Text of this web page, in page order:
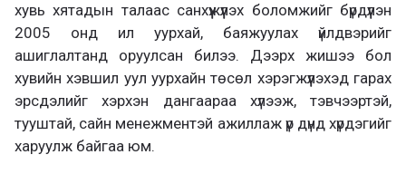
хувь хятадын талаас санхүүжүүлэх боломжийг бүрдүүлэн
2005 онд ил уурхай, баяжуулах үйлдвэрийг
ашиглалтанд оруулсан билээ. Дээрх жишээ бол
хувийн хэвшил уул уурхайн төсөл хэрэгжүүлэхэд гарах
эрсдэлийг хэрхэн дангаараа хүлээж, тэвчээртэй,
тууштай, сайн менежментэй ажиллаж үр дүнд хүрдэгийг
харуулж байгаа юм.